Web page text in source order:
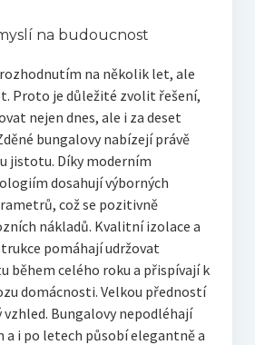
na budoucnost
na několik let, ale
Proto je důležité zvolit řešení,
nejen dnes, ale i za deset
bungalovy nabízejí právě
jistotu. Díky moderním
dosahují výborných
což se pozitivně
nákladů. Kvalitní izolace a
pomáhají udržovat
během celého roku a přispívají k
domácnosti. Velkou předností
vzhled. Bungalovy nepodléhají
i po letech působí elegantně a